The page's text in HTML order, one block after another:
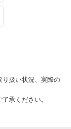
扱い状況、実際の
承ください。